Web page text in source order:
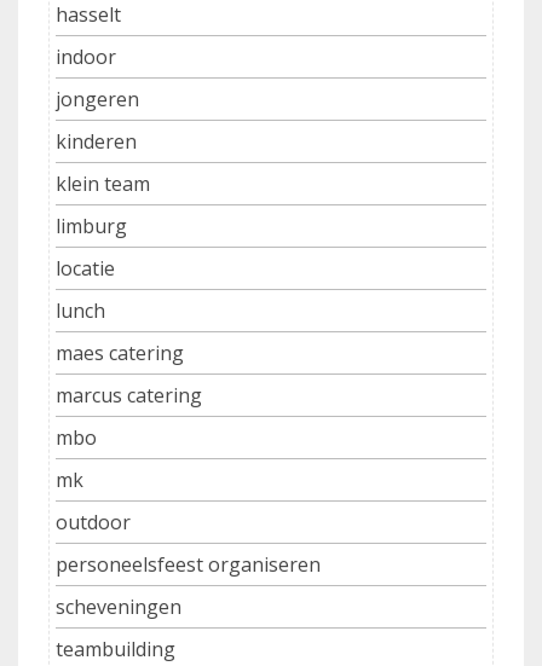
hasselt
indoor
jongeren
kinderen
klein team
limburg
locatie
lunch
maes catering
marcus catering
mbo
mk
outdoor
personeelsfeest organiseren
scheveningen
teambuilding